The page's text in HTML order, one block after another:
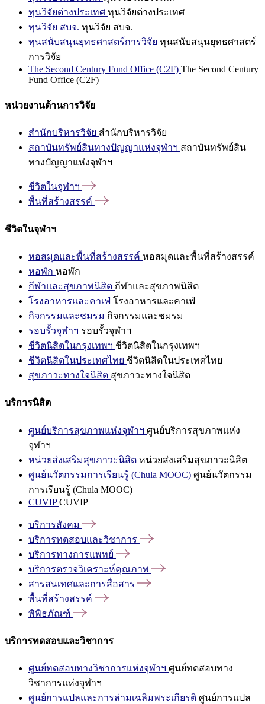
ทุนวิจัยต่างประเทศ ทุนวิจัยต่างประเทศ
ทุนวิจัย สบจ. ทุนวิจัย สบจ.
ทุนสนับสนุนยุทธศาสตร์การวิจัย ทุนสนับสนุนยุทธศาสตร์
การวิจัย
The Second Century Fund Office (C2F) The Second Century
Fund Office (C2F)
หน่วยงานด้านการวิจัย
สำนักบริหารวิจัย สำนักบริหารวิจัย
สถาบันทรัพย์สินทางปัญญาแห่งจุฬาฯ สถาบันทรัพย์สิน
ทางปัญญาแห่งจุฬาฯ
ชีวิตในจุฬาฯ
พื้นที่สร้างสรรค์
ชีวิตในจุฬาฯ
หอสมุดและพื้นที่สร้างสรรค์ หอสมุดและพื้นที่สร้างสรรค์
หอพัก หอพัก
กีฬาและสุขภาพนิสิต กีฬาและสุขภาพนิสิต
โรงอาหารและคาเฟ่ โรงอาหารและคาเฟ่
กิจกรรมและชมรม กิจกรรมและชมรม
รอบรั้วจุฬาฯ รอบรั้วจุฬาฯ
ชีวิตนิสิตในกรุงเทพฯ ชีวิตนิสิตในกรุงเทพฯ
ชีวิตนิสิตในประเทศไทย ชีวิตนิสิตในประเทศไทย
สุขภาวะทางใจนิสิต สุขภาวะทางใจนิสิต
บริการนิสิต
ศูนย์บริการสุขภาพแห่งจุฬาฯ ศูนย์บริการสุขภาพแห่ง
จุฬาฯ
หน่วยส่งเสริมสุขภาวะนิสิต หน่วยส่งเสริมสุขภาวะนิสิต
ศูนย์นวัตกรรมการเรียนรู้ (Chula MOOC) ศูนย์นวัตกรรม
การเรียนรู้ (Chula MOOC)
CUVIPCUVIP
บริการสังคม
บริการทดสอบและวิชาการ
บริการทางการแพทย์
บริการตรวจวิเคราะห์คุณภาพ
สารสนเทศและการสื่อสาร
พื้นที่สร้างสรรค์
พิพิธภัณฑ์
บริการทดสอบและวิชาการ
ศูนย์ทดสอบทางวิชาการแห่งจุฬาฯ ศูนย์ทดสอบทาง
วิชาการแห่งจุฬาฯ
ศูนย์การแปลและการล่ามเฉลิมพระเกียรติ ศูนย์การแปล